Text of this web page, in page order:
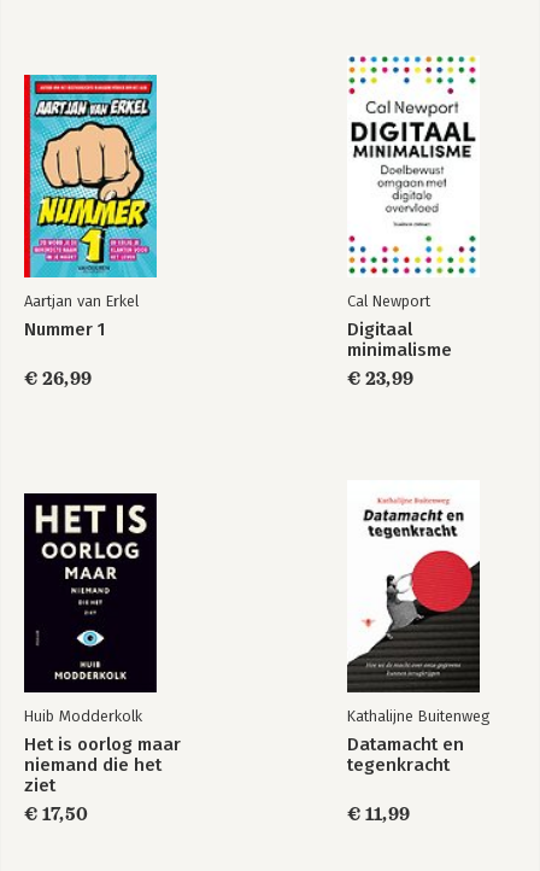
Aartjan van Erkel
Nummer 1
€ 26,99
Cal Newport
Digitaal
minimalisme
€ 23,99
Huib Modderkolk
Het is oorlog maar
niemand die het
ziet
€ 17,50
Kathalijne Buitenweg
Datamacht en
tegenkracht
€ 11,99